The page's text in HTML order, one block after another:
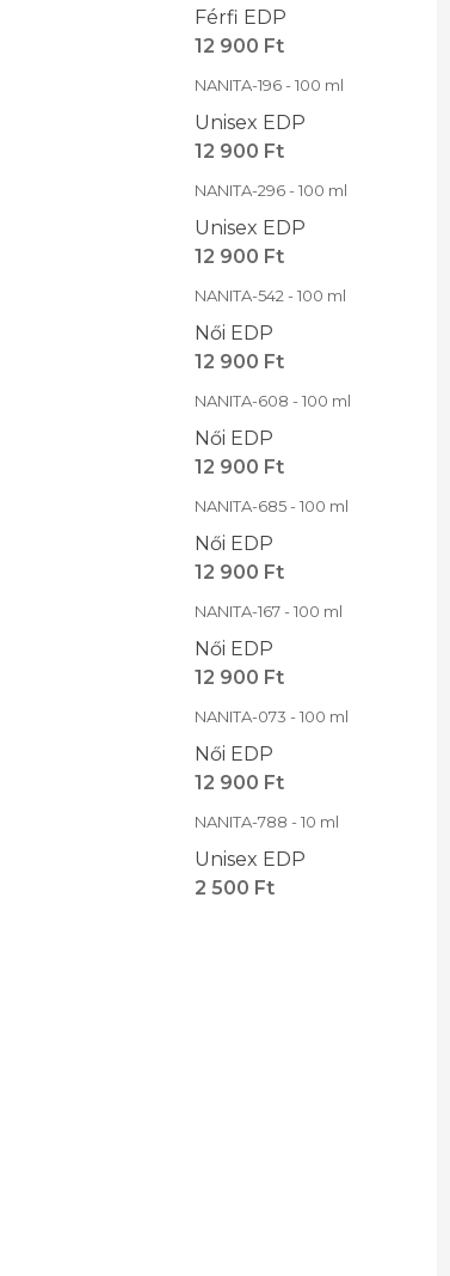
Férfi EDP
12 900 Ft
NANITA-196 - 100 ml
Unisex EDP
12 900 Ft
NANITA-296 - 100 ml
Unisex EDP
12 900 Ft
NANITA-542 - 100 ml
Női EDP
12 900 Ft
NANITA-608 - 100 ml
Női EDP
12 900 Ft
NANITA-685 - 100 ml
Női EDP
12 900 Ft
NANITA-167 - 100 ml
Női EDP
12 900 Ft
NANITA-073 - 100 ml
Női EDP
12 900 Ft
NANITA-788 - 10 ml
Unisex EDP
2 500 Ft